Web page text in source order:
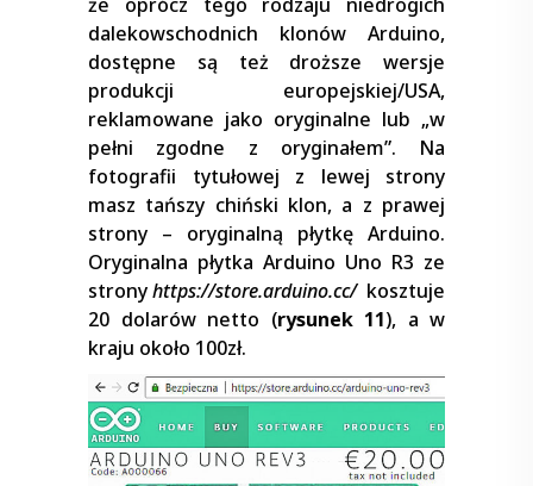
dalekowschodnich klonów Arduino,
dostępne są też droższe wersje
produkcji europejskiej/USA,
reklamowane jako oryginalne lub „w
pełni zgodne z oryginałem”. Na
fotografii tytułowej z lewej strony
masz tańszy chiński klon, a z prawej
strony – oryginalną płytkę Arduino.
Oryginalna płytka Arduino Uno R3 ze
stronyhttps://store.arduino.cc/ kosztuje
20 dolarów netto (rysunek 11), a w
kraju około 100zł.